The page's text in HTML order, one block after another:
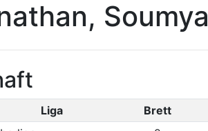
Soumya
Liga Brett